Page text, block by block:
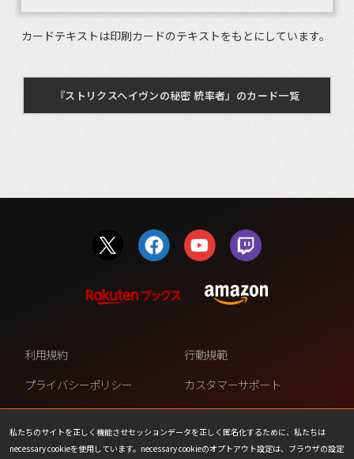
カードテキストは印刷カードのテキストをもとにしています。
『ストリクスヘイヴンの秘密 統率者』のカード一覧
私たちのサイトを正しく機能させセッションデータを正しく匿名化するために、私たちは
necessary cookieを使用しています。necessary cookieのオプトアウト設定は、ブラウザの設定
利用規約
行動規範
プライバシーポリシー
カスタマーサポート
ファンコンテンツ・ポリシー
個人情報の販売や共有を許可し
ない